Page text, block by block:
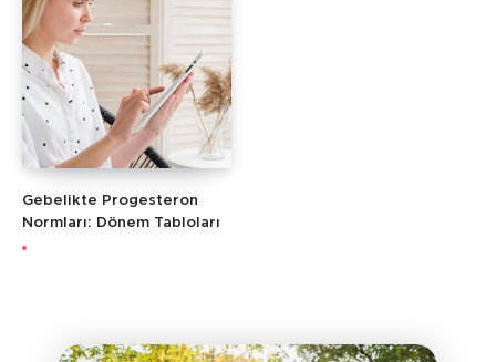
Gebelikte Progesteron
Normları: Dönem Tabloları